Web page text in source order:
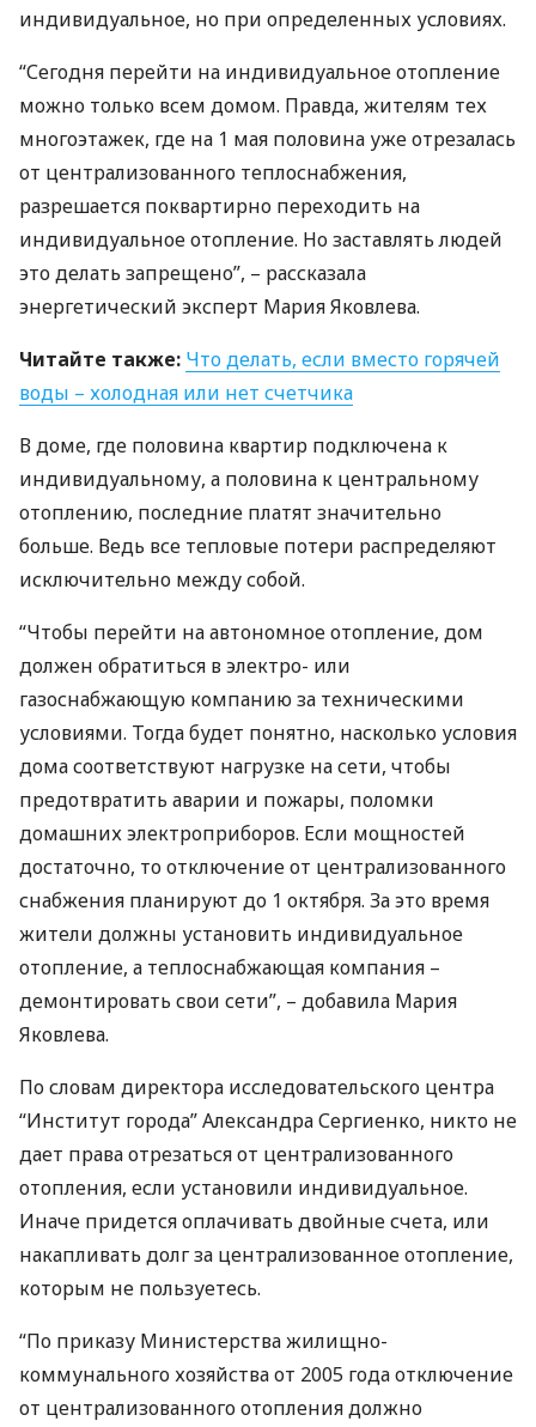
индивидуальное, но при определенных условиях.
“Сегодня перейти на индивидуальное отопление
можно только всем домом. Правда, жителям тех
многоэтажек, где на 1 мая половина уже отрезалась
от централизованного теплоснабжения,
разрешается поквартирно переходить на
индивидуальное отопление. Но заставлять людей
это делать запрещено”, – рассказала
энергетический эксперт Мария Яковлева.
Читайте также: Что делать, если вместо горячей
воды – холодная или нет счетчика
В доме, где половина квартир подключена к
индивидуальному, а половина к центральному
отоплению, последние платят значительно
больше. Ведь все тепловые потери распределяют
исключительно между собой.
“Чтобы перейти на автономное отопление, дом
должен обратиться в электро- или
газоснабжающую компанию за техническими
условиями. Тогда будет понятно, насколько условия
дома соответствуют нагрузке на сети, чтобы
предотвратить аварии и пожары, поломки
домашних электроприборов. Если мощностей
достаточно, то отключение от централизованного
снабжения планируют до 1 октября. За это время
жители должны установить индивидуальное
отопление, а теплоснабжающая компания –
демонтировать свои сети”, – добавила Мария
Яковлева.
По словам директора исследовательского центра
“Институт города” Александра Сергиенко, никто не
дает права отрезаться от централизованного
отопления, если установили индивидуальное.
Иначе придется оплачивать двойные счета, или
накапливать долг за централизованное отопление,
которым не пользуетесь.
“По приказу Министерства жилищно-
коммунального хозяйства от 2005 года отключение
от централизованного отопления должно